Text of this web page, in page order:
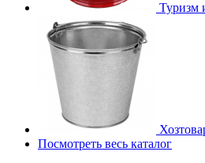
Туризм
Посмотреть весь каталог